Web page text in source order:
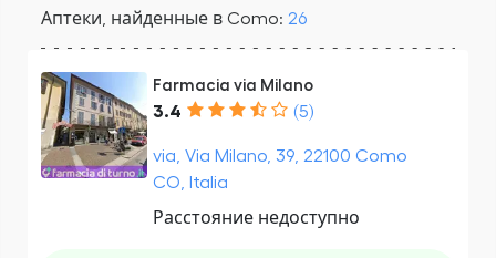
Аптеки, найденные в Como: 26
Farmacia via Milano
3.4 (5)
via, Via Milano, 39, 22100 Como
CO, Italia
Расстояние недоступно